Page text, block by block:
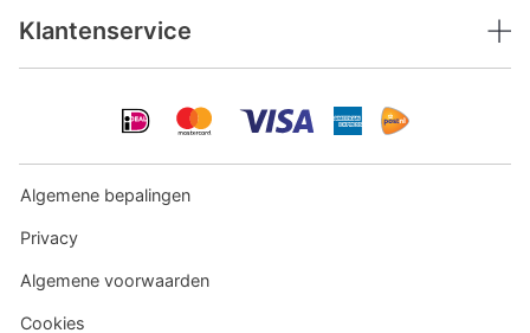
Klantenservice
Algemene bepalingen
Privacy
Algemene voorwaarden
Cookies